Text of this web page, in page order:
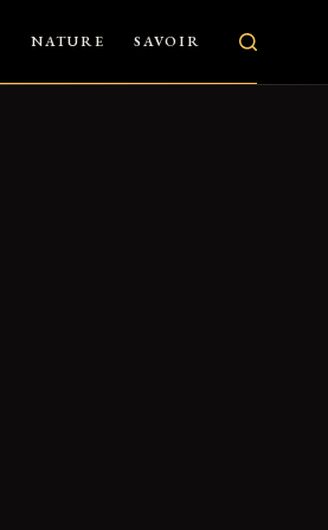
NATURE SAVOIR